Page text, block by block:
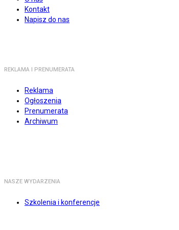
Kontakt
Napisz do nas
REKLAMA I PRENUMERATA
Reklama
Ogłoszenia
Prenumerata
Archiwum
NASZE WYDARZENIA
Szkolenia i konferencje